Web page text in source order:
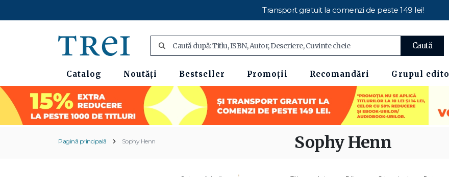
Transport gratuit la comenzi de peste 149 lei!
Caută
Catalog Noutăți Bestseller Promoții Recomandări Grupul
Pagină principală Sophy Henn Sophy Henn